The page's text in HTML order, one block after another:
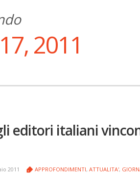
2011
editori italiani
2011 APPROFONDIMENTI, ATTUALITA',